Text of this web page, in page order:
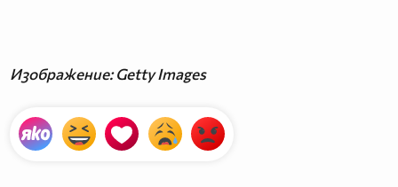
Изображение: Getty Images